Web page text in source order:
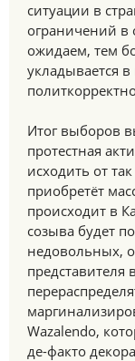
ситуации в
ограничений
ожидаем, тем
укладывается
Итог выборов
протестная
исходить от
приобретёт
происходит в
созыва будет
недовольных,
представителя
Wazalendo,
де-факто